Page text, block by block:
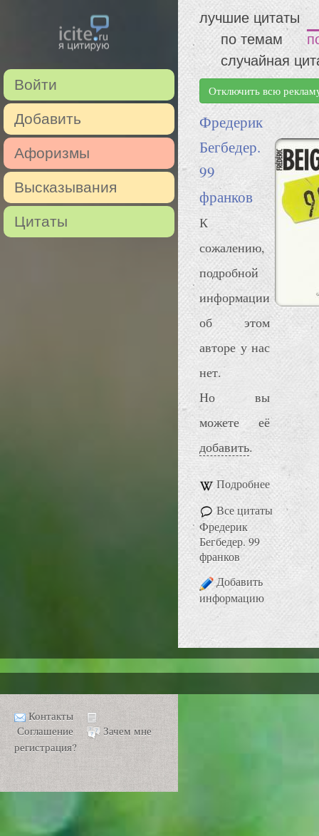
Войти
Добавить
Афоризмы
Высказывания
Цитаты
лучшие цитаты
по темам
случайная
Отключить всю
Фредерик
Бегбедер.
99
франков
К
сожалению,
подробной
информации
об этом
авторе у нас
нет.
Но вы
можете её
добавить.
Подробнее
Все цитаты
Фредерик
Бегбедер. 99
франков
Добавить
информацию
Контакты
Соглашение
Зачем мне
регистрация?